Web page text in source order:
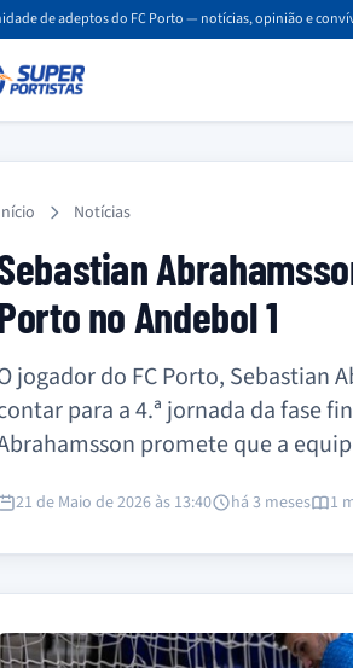
de adeptos do FC Porto — notícias, opinião e
Notícias
no Andebol 1
jogador do FC Porto, Sebastian
para a 4.ª jornada da fase
promete que a
21 de Maio de 2026 às 13:40 há 3 meses 1